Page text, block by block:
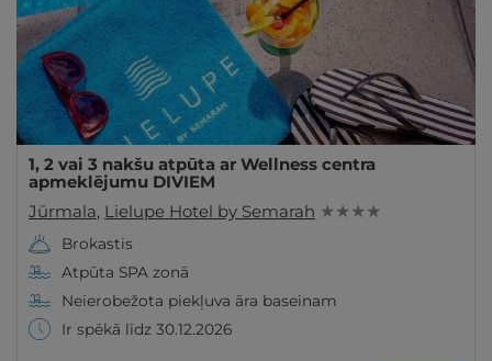
1, 2 vai 3 nakšu atpūta ar Wellness centra
apmeklējumu DIVIEM
Jūrmala, Lielupe Hotel by Semarah ★ ★ ★ ★
Brokastis
Atpūta SPA zonā
Neierobežota piekļuva āra baseinam
Ir spēkā līdz 30.12.2026